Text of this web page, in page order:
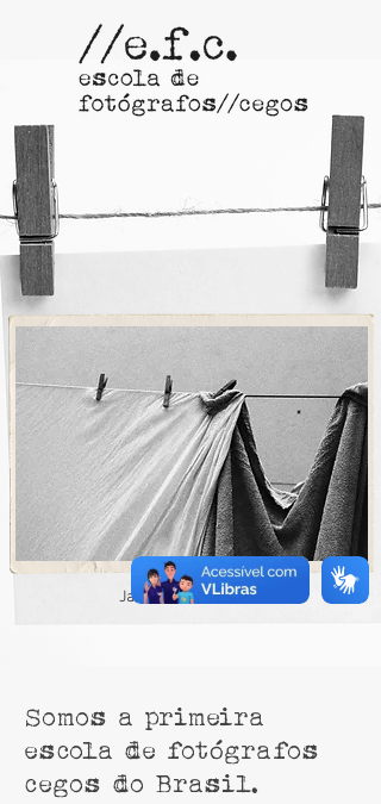
Jarlison Gardiman
Somos a primeira
escola de fotógrafos
cegos do Brasil.